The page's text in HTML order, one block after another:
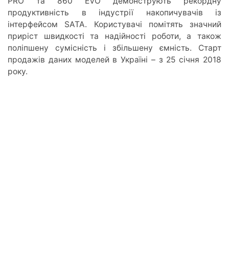
продуктивність в індустрії накопичувачів із
інтерфейсом SATA. Користувачі помітять значний
приріст швидкості та надійності роботи, а також
поліпшену сумісність і збільшену ємність. Старт
продажів даних моделей в Україні – з 25 січня 2018
року.